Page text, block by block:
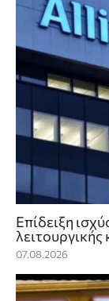
Επίδειξη
07.08.2026